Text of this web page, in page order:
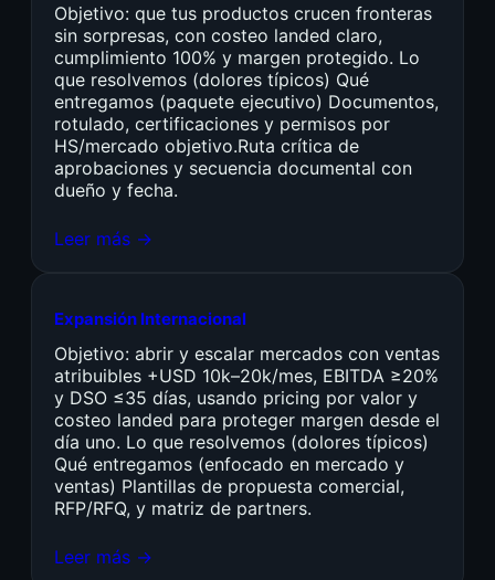
Objetivo: que tus productos crucen fronteras
sin sorpresas, con costeo landed claro,
cumplimiento 100% y margen protegido. Lo
que resolvemos (dolores típicos) Qué
entregamos (paquete ejecutivo) Documentos,
rotulado, certificaciones y permisos por
HS/mercado objetivo.Ruta crítica de
aprobaciones y secuencia documental con
dueño y fecha.
Leer más →
Expansión Internacional
Objetivo: abrir y escalar mercados con ventas
atribuibles +USD 10k–20k/mes, EBITDA ≥20%
y DSO ≤35 días, usando pricing por valor y
costeo landed para proteger margen desde el
día uno. Lo que resolvemos (dolores típicos)
Qué entregamos (enfocado en mercado y
ventas) Plantillas de propuesta comercial,
RFP/RFQ, y matriz de partners.
Leer más →